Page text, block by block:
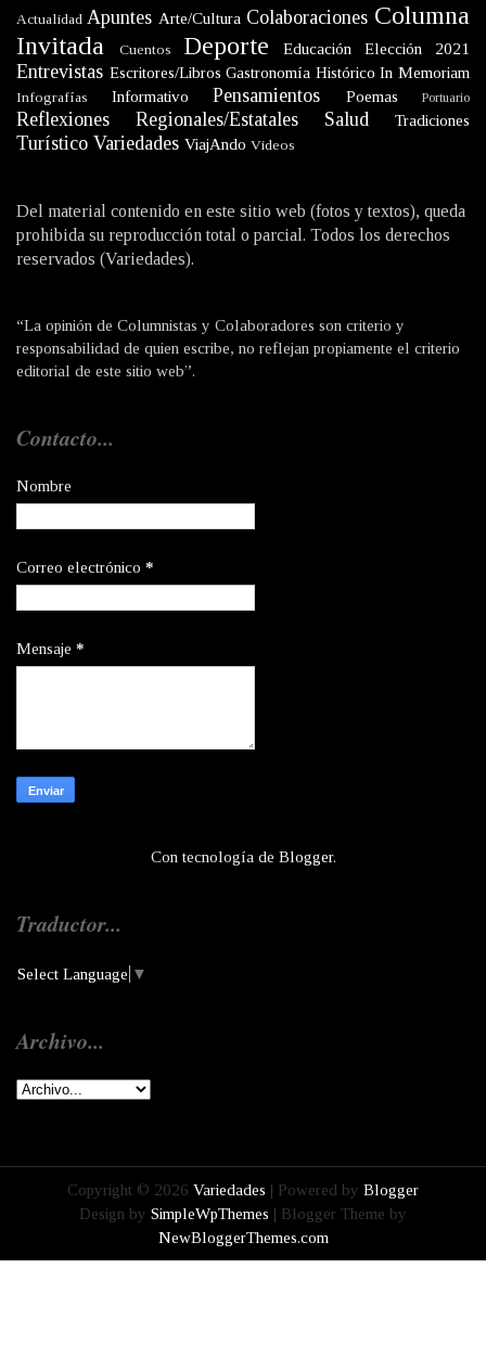
Actualidad Apuntes Arte/Cultura Colaboraciones Columna
Invitada
Cuentos Deporte Educación Elección 2021
Entrevistas Escritores/Libros Gastronomía Histórico In Memoriam
Infografías Informativo Pensamientos Poemas Portuario
Reflexiones Regionales/Estatales Salud Tradiciones
Turístico Variedades ViajAndo Videos
Del material contenido en este sitio web (fotos y textos), queda
prohibida su reproducción total o parcial. Todos los derechos
reservados (Variedades).
“La opinión de Columnistas y Colaboradores son criterio y
responsabilidad de quien escribe, no reflejan propiamente el criterio
editorial de este sitio web”.
Contacto...
Nombre
Correo electrónico *
Mensaje *
Con tecnología de Blogger.
Traductor...
Select Language ▼
Archivo...
Copyright © 2026 Variedades | Powered by Blogger
Design by SimpleWpThemes | Blogger Theme by
NewBloggerThemes.com